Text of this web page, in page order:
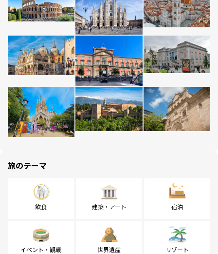
旅のテーマ
飲食 建築・アート 宿泊
イベント・観戦 世界遺産 リゾート